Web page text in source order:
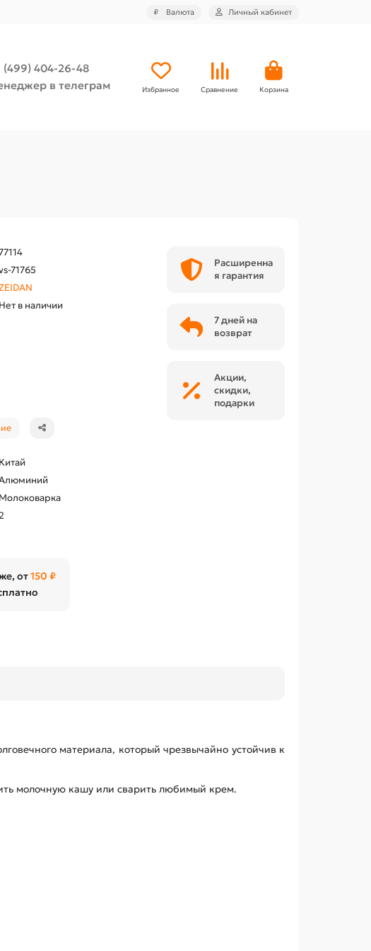
₽ Валюта Личный кабинет
(499) 404-26-48
в телеграм
Избранное Сравнение Корзина
71765
Нет в наличии
Китай
Молоковарка
от150 ₽
Расширенна
я гарантия
7 дней на
возврат
Акции,
скидки,
подарки
материала, который чрезвычайно устойчив к
молочную кашу или сварить любимый крем.